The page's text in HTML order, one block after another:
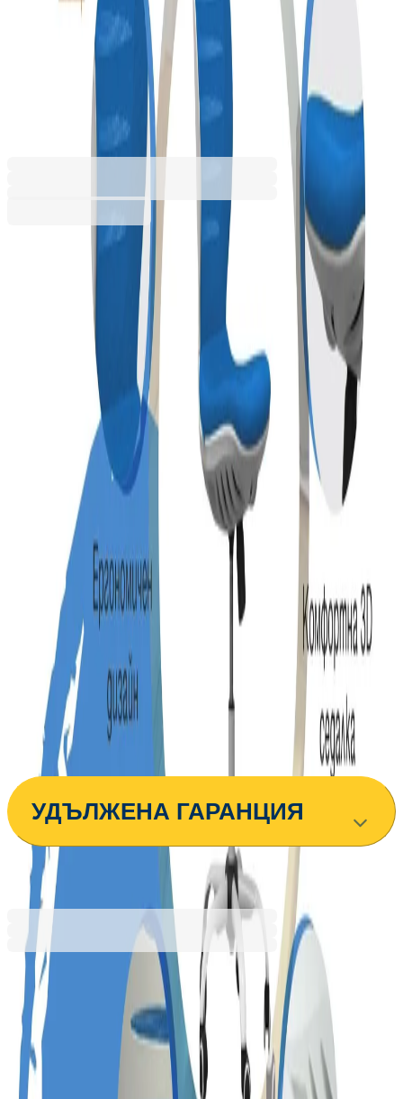
Детски стол RFG Flexy White,
дамаска и меш, синя седалка,
синя облегалка
Баркод: 3800052743064
Допълнителни услуги
Цената се изчислява в количката
Услугата е пожелателна. Включва внасяне на
поръчката в сградата и качването ѝ до
определен от получателя етаж. Ако услугата
не бъде избрана, поръчката ще бъде
доставена до входа на сградата.
3,72 €
20,00 € мин
Услугата е пожелателна. Включва
монтирането на артикула на адреса за
доставка. Монтажът се извършва по график
и може да не се изпълнява в деня за доставка
и разнос.
6,86 €
25,00 € мин
153,32 €
299,88 лв.
Купи
Цвят
Вишна
Зелен
Син
Черен
УДЪЛЖЕНА ГАРАНЦИЯ
153,32 € 299,88 лв.
Ценa с ДДС